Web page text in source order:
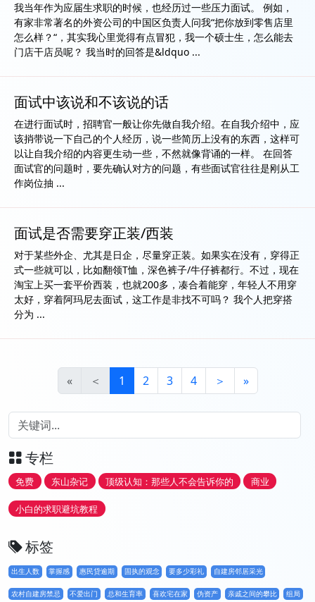
我当年作为应届生求职的时候，也经历过一些压力面试。 例如，
有家非常著名的外资公司的中国区负责人问我“把你放到零售店里
怎么样？“，其实我心里觉得有点冒犯，我一个硕士生，怎么能去
门店干店员呢？ 我当时的回答是&ldquo ...
面试中该说和不该说的话
在进行面试时，招聘官一般让你先做自我介绍。在自我介绍中，应
该捎带说一下自己的个人经历，说一些简历上没有的东西，这样可
以让自我介绍的内容更生动一些，不然就像背诵的一样。 在回答
面试官的问题时，要先确认对方的问题，有些面试官往往是刚从工
作岗位抽 ...
面试是否需要穿正装/西装
对于某些外企、尤其是日企，尽量穿正装。如果实在没有，穿得正
式一些就可以，比如翻领T恤，深色裤子/牛仔裤都行。不过，现在
淘宝上买一套平价西装，也就200多，凑合着能穿，年轻人不用穿
太好，穿着阿玛尼去面试，这工作是非找不可吗？ 我个人把穿搭
分为 ...
« ＜ 1 2 3 4 ＞ »
专栏
免费 东山杂记 顶级认知：那些人不会告诉你的 商业
小白的求职避坑教程
标签
出生人数 掌握感 惠民贷逾期 固执的观念 要多少彩礼 自建房邻居采光
农村自建房禁忌 不爱出门 总和生育率 喜欢宅在家 伪资产 亲戚之间的攀比 组局